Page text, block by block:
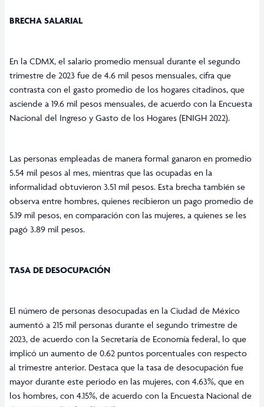
BRECHA SALARIAL
En la CDMX, el salario promedio mensual durante el segundo
trimestre de 2023 fue de 4.6 mil pesos mensuales, cifra que
contrasta con el gasto promedio de los hogares citadinos, que
asciende a 19.6 mil pesos mensuales, de acuerdo con la Encuesta
Nacional del Ingreso y Gasto de los Hogares (ENIGH 2022).
Las personas empleadas de manera formal ganaron en promedio
5.54 mil pesos al mes, mientras que las ocupadas en la
informalidad obtuvieron 3.51 mil pesos. Esta brecha también se
observa entre hombres, quienes recibieron un pago promedio de
5.19 mil pesos, en comparación con las mujeres, a quienes se les
pagó 3.89 mil pesos.
TASA DE DESOCUPACIÓN
El número de personas desocupadas en la Ciudad de México
aumentó a 215 mil personas durante el segundo trimestre de
2023, de acuerdo con la Secretaría de Economía federal, lo que
implicó un aumento de 0.62 puntos porcentuales con respecto
al trimestre anterior. Destaca que la tasa de desocupación fue
mayor durante este periodo en las mujeres, con 4.63%, que en
los hombres, con 4.15%, de acuerdo con la Encuesta Nacional de